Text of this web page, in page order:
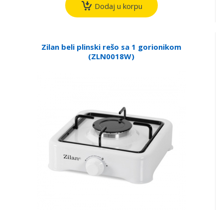
Dodaj u korpu
Zilan beli plinski rešo sa 1 gorionikom
(ZLN0018W)